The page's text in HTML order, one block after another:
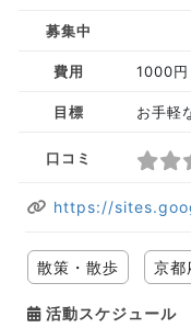
募集中
費用 1000円
目標 お手軽
口コミ
https://
散策・散歩 京都
活動スケジュール